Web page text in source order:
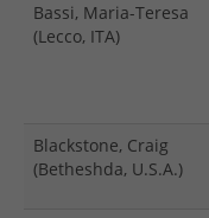
Bassi, Maria-Teresa
(Lecco, ITA)
Blackstone, Craig
(Betheshda, U.S.A.)